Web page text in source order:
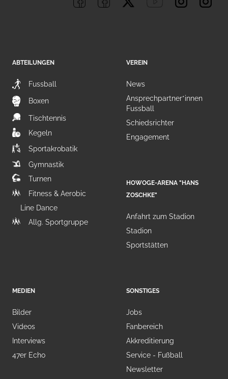
ABTEILUNGEN
Fussball
Boxen
Tischtennis
Kegeln
Sportakrobatik
Gymnastik
Turnen
Fitness & Aerobic
Line Dance
Allg. Sportgruppe
VEREIN
News
Ansprechpartner*innen
Fussball
Schiedsrichter
Engagement
HOWOGE-ARENA "HANS
ZOSCHKE"
Anfahrt zum Stadion
Stadion
Sportstätten
MEDIEN
Bilder
Videos
Interviews
47er Echo
SONSTIGES
Jobs
Fanbereich
Akkreditierung
Service - Fußball
Newsletter